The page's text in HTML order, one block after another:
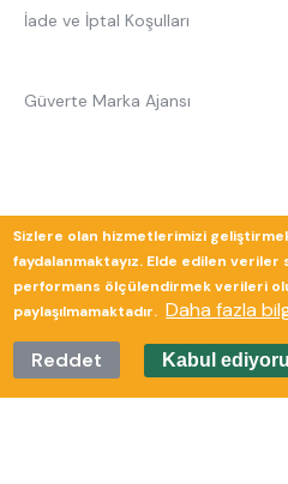
İade ve İptal Koşulları
Güverte Marka Ajansı
Sizlere olan hizmetlerimizi
faydalanmaktayız. Elde edilen
performans ölçülendirmek verileri
paylaşılmamaktadır. Daha fazla
Reddet
Kabul